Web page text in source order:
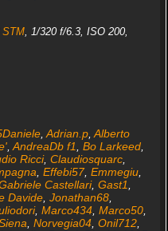
STM, 1/320 f/6.3, ISO 200,
, Adrian.p, Alberto
, AndreaDb f1 Bo Larkeed,
Ricci, Claudiosquarc,
Effebi57, Emmegiu,
Castellari, Gast1
Davide, Jonathan68,
, Marco434, Marco50,
Norvegia04, Onil712,